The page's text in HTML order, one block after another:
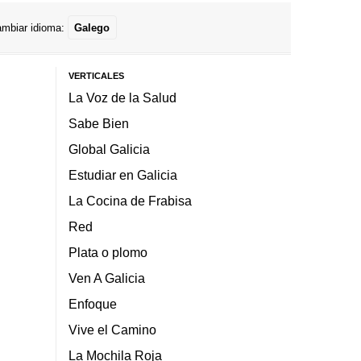
idioma: Galego
VERTICALES
La Voz de la Salud
Sabe Bien
Global Galicia
Estudiar en Galicia
La Cocina de Frabisa
Red
Plata o plomo
Ven A Galicia
Enfoque
Vive el Camino
La Mochila Roja